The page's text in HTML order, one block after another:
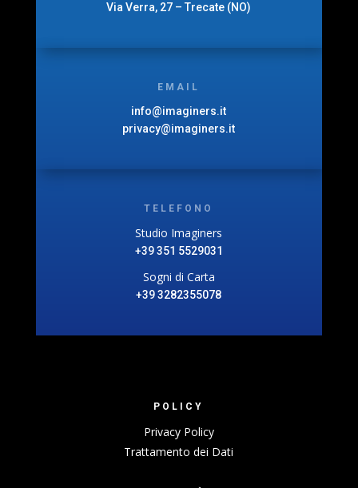
Via Verra, 27 – Trecate (NO)
EMAIL
info@imaginers.it
privacy@imaginers.it
TELEFONO
Studio Imaginers
+39 351 5529031
Sogni di Carta
+39 3282355078
POLICY
Privacy Policy
Trattamento dei Dati